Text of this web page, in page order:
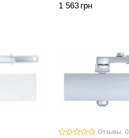
1 563 грн
Отзывы: 0